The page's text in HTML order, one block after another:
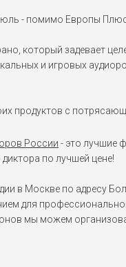
- помимо Европы
который задевает
и игровых
продуктов с
России - это лучшие
по лучшей цене!
в Москве по адресу
для
мы можем